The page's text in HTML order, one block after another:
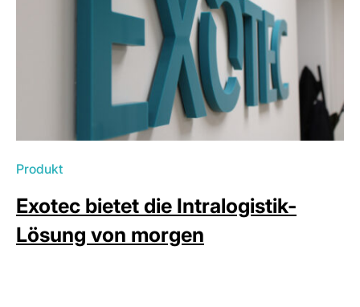
Produkt
Exotec bietet die Intralogistik-
Lösung von morgen